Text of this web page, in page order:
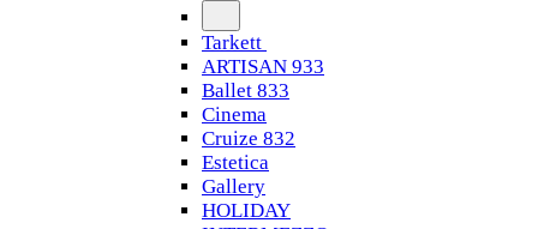
Tarkett
ARTISAN 933
Ballet 833
Cinema
Cruize 832
Estetica
Gallery
HOLIDAY